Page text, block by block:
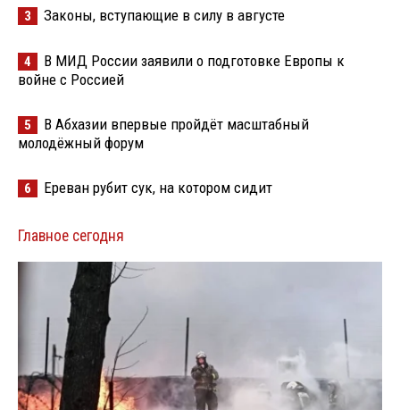
3 Законы, вступающие в силу в августе
4
В МИД России заявили о подготовке Европы к
войне с Россией
5
В Абхазии впервые пройдёт масштабный
молодёжный форум
6 Ереван рубит сук, на котором сидит
Главное сегодня